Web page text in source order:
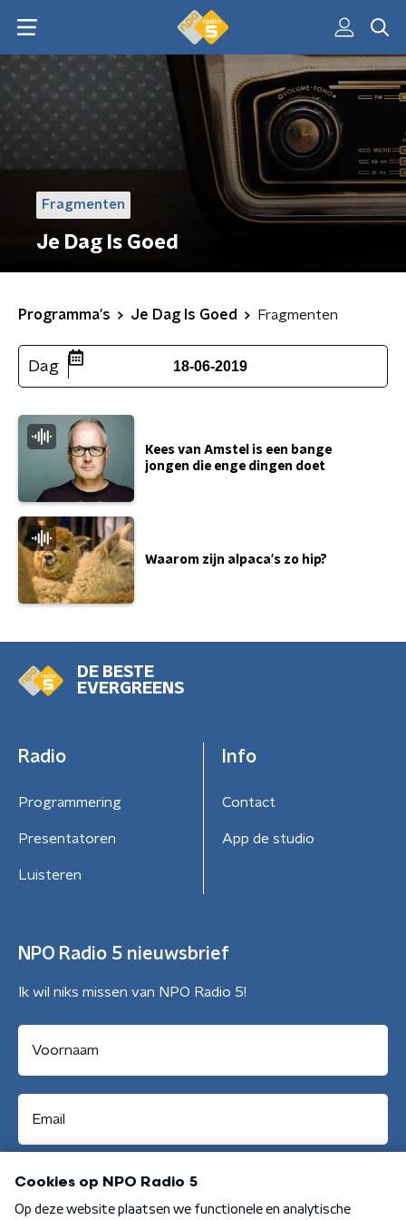
Fragmenten
Je Dag Is Goed
Programma's Je Dag Is Goed Fragmenten
Dag 18-06-2019
Kees van Amstel is een bange
jongen die enge dingen doet
Waarom zijn alpaca's zo hip?
DE BESTE
EVERGREENS
Radio
Programmering
Presentatoren
Luisteren
Info
Contact
App de studio
NPO Radio 5 nieuwsbrief
Ik wil niks missen van NPO Radio 5!
Aanmelden